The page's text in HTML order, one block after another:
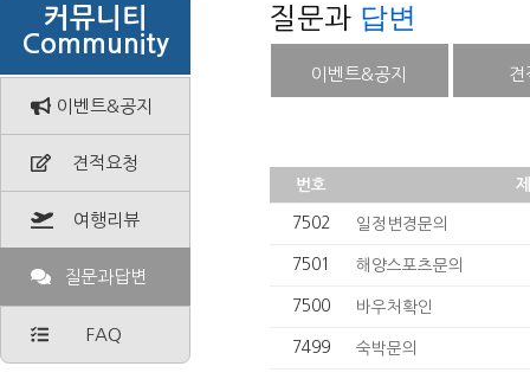
커뮤니티
Community
이벤트&공지
견적요청
여행리뷰
질문과답변
FAQ
질문과 답변
이벤트&공지 견
번호
7502 일정변경문의
7501 해양스포츠문의
7500 바우처확인
7499 숙박문의